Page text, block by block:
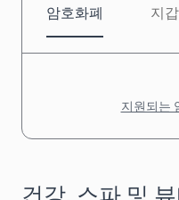
암호화폐 지
지원되는